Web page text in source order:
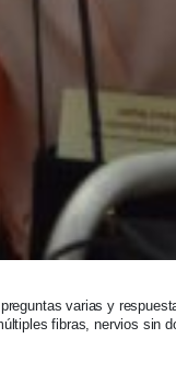
varias y
fibras, nervios sin